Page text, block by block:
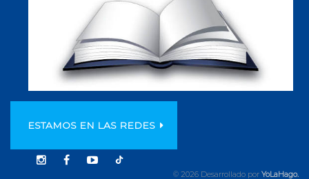
ESTAMOS EN LAS REDES
© 2026 Desarrollado por YoLaHago.